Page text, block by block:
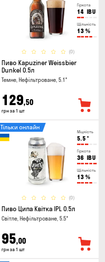
Гіркота
14 IBU
Щільність
13 %
(0)
Пиво Kapuziner Weissbier
Dunkel 0.5л
Темне, Нефільтроване, 5.1°
129,50
грн за 1 шт
Міцність
5.5 °
Гіркота
36 IBU
Щільність
13 %
(0)
Тільки онлайн
Пиво Ципа Квітка IPL 0.5л
Світле, Нефільтроване, 5.5°
95,00
грн за 1 шт